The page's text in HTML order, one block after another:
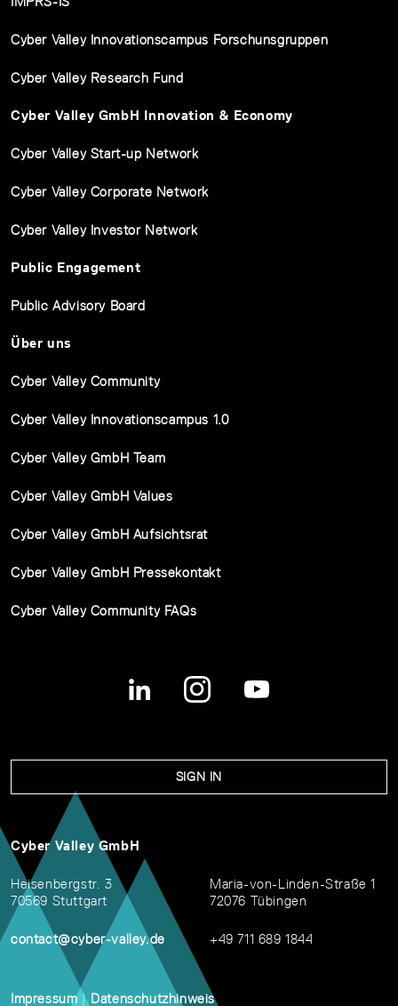
Cyber Valley Innovationscampus Forschunsgruppen
Cyber Valley Research Fund
Cyber Valley GmbH Innovation & Economy
Cyber Valley Start-up Network
Cyber Valley Corporate Network
Cyber Valley Investor Network
Public Engagement
Public Advisory Board
Über uns
Cyber Valley Community
Cyber Valley Innovationscampus 1.0
Cyber Valley GmbH Team
Cyber Valley GmbH Values
Cyber Valley GmbH Aufsichtsrat
Cyber Valley GmbH Pressekontakt
Cyber Valley Community FAQs
SIGN IN
Cyber Valley GmbH
Heisenbergstr. 3
70569 Stuttgart
contact@cyber-valley.de
Maria-von-Linden-Straße 1
72076 Tübingen
+49 711 689 1844
Impressum | Datenschutzhinweis